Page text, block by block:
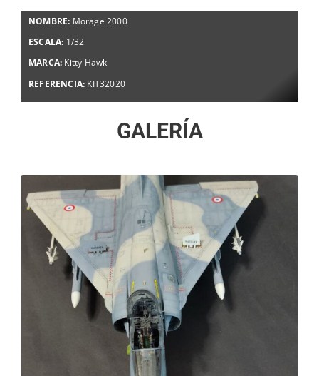
NOMBRE: Morage 2000
ESCALA: 1/32
MARCA: Kitty Hawk
REFERENCIA: KIT32020
GALERÍA